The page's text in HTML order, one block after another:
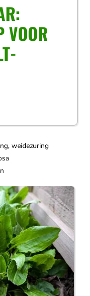
VOOR
weidezuring